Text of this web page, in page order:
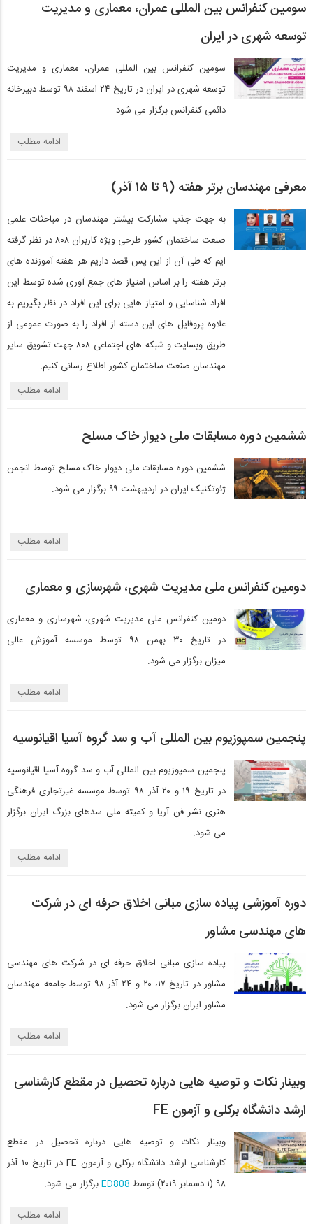
سومین کنفرانس بین المللی عمران، معماری و مدیریت
توسعه شهری در ایران
سومین کنفرانس بین المللی عمران، معماری و مدیریت
توسعه شهری در ایران در تاریخ ۲۴ اسفند ۹۸ توسط دبیرخانه
دائمی کنفرانس برگزار می شود.
ادامه مطلب
معرفی مهندسان برتر هفته (۹ تا ۱۵ آذر)
به جهت جذب مشارکت بیشتر مهندسان در مباحثات علمی
صنعت ساختمان کشور طرحی ویژه کاربران ۸۰۸ در نظر گرفته
ایم که طی آن از این پس قصد داریم هر هفته آموزنده های
برتر هفته را بر اساس امتیاز های جمع آوری شده توسط این
افراد شناسایی و امتیاز هایی برای این افراد در نظر بگیریم به
علاوه پروفایل های این دسته از افراد را به صورت عمومی از
طریق وبسایت و شبکه های اجتماعی ۸۰۸ جهت تشویق سایر
مهندسان صنعت ساختمان کشور اطلاع رسانی کنیم.
ادامه مطلب
ششمین دوره‌ مسابقات ملی دیوار خاک مسلح
ششمین دوره‌ مسابقات ملی دیوار خاک مسلحتوسط انجمن
ژئوتکنیک ایران در اردیبهشت ۹۹ برگزار می شود.
ادامه مطلب
دومین کنفرانس ملی مدیریت شهری، شهرسازی و معماری
دومین کنفرانس ملی مدیریت شهری، شهرساری و معماری
در تاریخ ۳۰ بهمن ۹۸ توسط موسسه آموزش عالی
میزان برگزار می شود.
ادامه مطلب
پنجمین سمپوزیوم بین المللی آب و سد گروه آسیا اقیانوسیه
پنجمین سمپوزیوم بین المللی آب و سد گروه آسیا اقیانوسیه
در تاریخ ۱۹ و ۲۰ آذر ۹۸ توسط موسسه غیرتجاری فرهنگی
هنری نشر فن آریا و کمیته ملی سدهای بزرگ ایران برگزار
می شود.
ادامه مطلب
دوره آموزشی پیاده سازی مبانی اخلاق حرفه ای در شرکت
های مهندسی مشاور
پیاده سازی مبانی اخلاق حرفه ای در شرکت های مهندسی
مشاور در تاریخ ۱۷، ۲۰ و ۲۴ آذر ۹۸ توسط جامعه مهندسان
مشاور ایران برگزار می شود.
ادامه مطلب
وبینار نکات و توصیه هایی درباره تحصیل در مقطع کارشناسی
ارشد دانشگاه برکلی و آزمون FE
وبینار نکات و توصیه هایی درباره تحصیل در مقطع
کارشناسی ارشد دانشگاه برکلی و آرمون FE در تاریخ ۱۰ آذر
۹۸ (۱ دسمابر ۲۰۱۹) توسط
ED808برگزار می شود.
ادامه مطلب